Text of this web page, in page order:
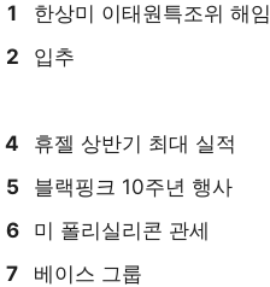
1 한상미 이태원특조위 해임
2 입추
4 휴젤 상반기 최대 실적
5 블랙핑크 10주년 행사
6 미 폴리실리콘 관세
7 베이스 그룹